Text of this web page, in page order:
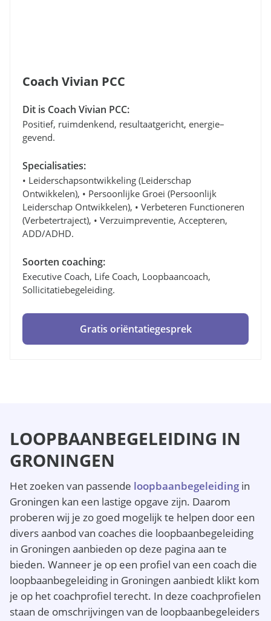
Coach Vivian PCC
Dit is Coach Vivian PCC:
Positief, ruimdenkend, resultaatgericht, energie–
gevend.
Specialisaties:
• Leiderschapsontwikkeling (leiderschap
Ontwikkelen), • Persoonlijke Groei (persoonlijk
Leiderschap Ontwikkelen), • Verbeteren Functioneren
(verbetertraject), • Verzuimpreventie, Accepteren,
ADD/ADHD.
Soorten coaching:
Executive Coach, Life Coach, Loopbaancoach,
Sollicitatiebegeleiding.
Gratis oriëntatiegesprek
LOOPBAANBEGELEIDING IN
GRONINGEN
Het zoeken van passende loopbaanbegeleiding in
Groningen kan een lastige opgave zijn. Daarom
proberen wij je zo goed mogelijk te helpen door een
divers aanbod van coaches die loopbaanbegeleiding
in Groningen aanbieden op deze pagina aan te
bieden. Wanneer je op een profiel van een coach die
loopbaanbegeleiding in Groningen aanbiedt klikt kom
je op het coachprofiel terecht. In deze coachprofielen
staan de omschrijvingen van de loopbaanbegeleiders